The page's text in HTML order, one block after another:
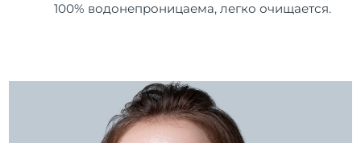
100% водонепроницаема, легко очищается.